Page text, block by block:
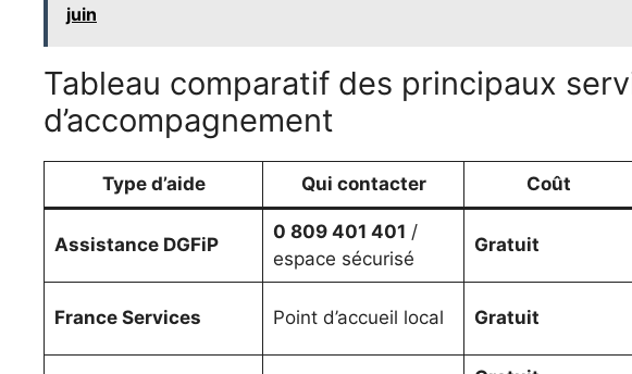
juin
Tableau comparatif des principaux
d’accompagnement
Type d’aide Qui contacter Coût
Assistance DGFiP
0 809 401 401 /
espace sécurisé
Gratuit
France Services Point d’accueil local Gratuit